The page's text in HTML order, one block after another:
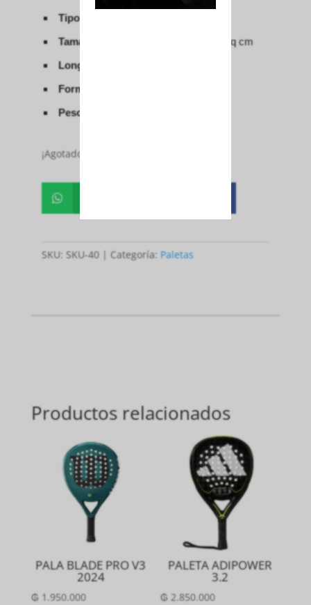
Tipo de núcleo
Tamaño de la cabeza
68 sq in / 439 sq cm
Longitud
Forma
Peso
¡Agotado!

SKU: SKU-40 Categoría: Paletas
Productos relacionados
PALA BLADE PRO V3
2024
₲1.950.000
PALETA ADIPOWER
3.2
₲ 2.850.000